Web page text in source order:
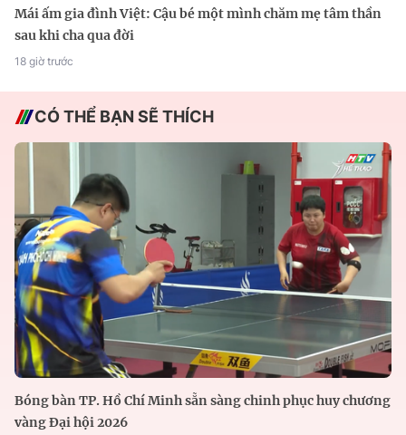
Mái ấm gia đình Việt: Cậu bé một mình chăm mẹ tâm thần
sau khi cha qua đời
18 giờ trước
CÓ THỂ BẠN SẼ THÍCH
Bóng bàn TP. Hồ Chí Minh sẵn sàng chinh phục huy chương
vàng Đại hội 2026